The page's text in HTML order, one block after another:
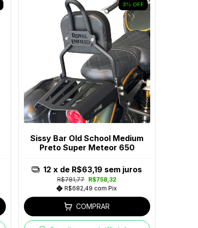
3% OFF
Sissy Bar Old School Medium
Preto Super Meteor 650
R$781,77 R$758,32
R$682,49com Pix
12 x de R$63,19 sem juros
COMPRAR